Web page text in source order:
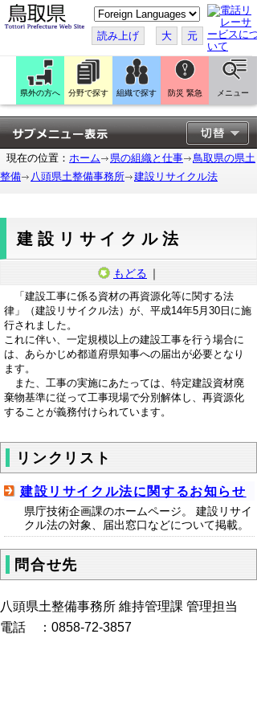
こ
の
ペ
ー
ジ
翻
訳
す
る
読み上げ 大 元
県外の方へ 分野で探す 組織で探す 防災 緊急 メニュー
現在の位置： ホーム 県の組織と仕事
鳥取県の県土
整備
八頭県土整備事務所 建設リサイクル法
建設リサイクル法
もどる ｜
「建設工事に係る資材の再資源化等に関する法
律」（建設リサイクル法）が、平成14年5月30日に施
行されました。
これに伴い、一定規模以上の建設工事を行う場合に
は、あらかじめ都道府県知事への届出が必要となり
ます。
また、工事の実施にあたっては、特定建設資材廃
棄物基準に従って工事現場で分別解体し、再資源化
することが義務付けられています。
リンクリスト
建設リサイクル法に関するお知らせ
県庁技術企画課のホームページ。 建設リサイ
クル法の対象、届出窓口などについて掲載。
問合せ先
八頭県土整備事務所 維持管理課 管理担当
電話 ：0858-72-3857